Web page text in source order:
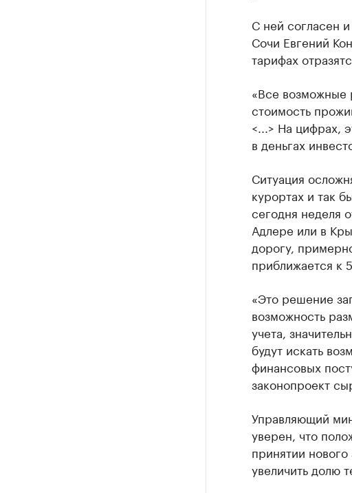
С ней согласен
Сочи Евгений
тарифах
«Все возможные
стоимость
<...> На цифрах,
в деньгах
Ситуация
курортах и так
сегодня неделя
Адлере или в
дорогу,
приближается к
«Это решение
возможность
учета,
будут искать
финансовых
законопроект
Управляющий
уверен, что
принятии
увеличить долю